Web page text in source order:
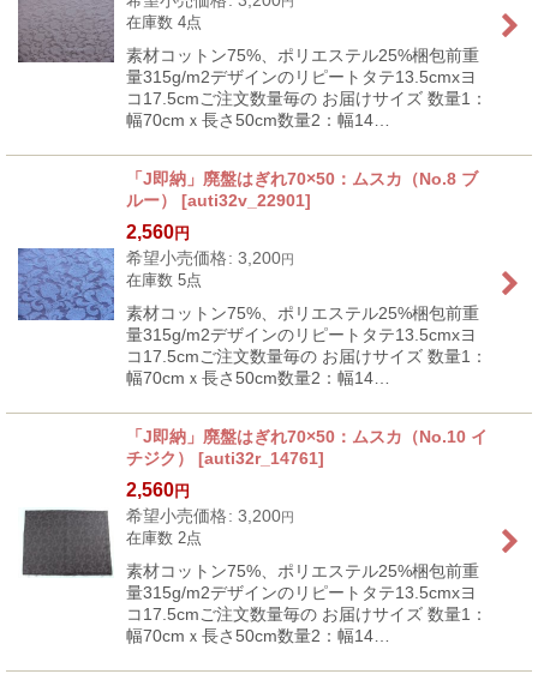
在庫数 4点
素材コットン75%、ポリエステル25%梱包前重
量315g/m2デザインのリピートタテ13.5cmxヨ
コ17.5cmご注文数量毎の お届けサイズ 数量1：
幅70cmｘ長さ50cm数量2：幅14…
「J即納」廃盤はぎれ70×50：ムスカ（No.8 ブ
ルー）
[auti32v_22901]
2,560円
希望小売価格: 3,200円
在庫数 5点
素材コットン75%、ポリエステル25%梱包前重
量315g/m2デザインのリピートタテ13.5cmxヨ
コ17.5cmご注文数量毎の お届けサイズ 数量1：
幅70cmｘ長さ50cm数量2：幅14…
「J即納」廃盤はぎれ70×50：ムスカ（No.10 イ
チジク）
[auti32r_14761]
2,560円
希望小売価格: 3,200円
在庫数 2点
素材コットン75%、ポリエステル25%梱包前重
量315g/m2デザインのリピートタテ13.5cmxヨ
コ17.5cmご注文数量毎の お届けサイズ 数量1：
幅70cmｘ長さ50cm数量2：幅14…